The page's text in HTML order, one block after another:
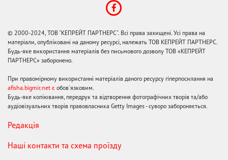
© 2000-2024, ТОВ "КЕПРЕЙТ ПАРТНЕРС". Всі права захищені. Усі права на
матеріали, опубліковані на даному ресурсі, належать ТОВ КЕПРЕЙТ ПАРТНЕРС.
Будь-яке використання матеріалів без письмового дозволу ТОВ «КЕПРЕЙТ
ПАРТНЕРС» заборонено.
При правомірному використанні матеріалів даного ресурсу гіперпосилання на
afisha.bigmir.net є обов'язковим.
Будь-яке копіювання, передрук та відтворення фотографічних творів та/або
аудіовізуальних творів правовласника Getty Images - суворо забороняється.
Редакція
Наші контакти та схема проїзду